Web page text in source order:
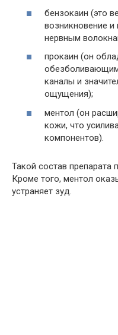
бензокаин (это
возникновение
нервным
прокаин (он
каналы и
ощущения);
ментол (он
кожи, что
компонентов).
Такой состав препарата
Кроме того, ментол
устраняет зуд.